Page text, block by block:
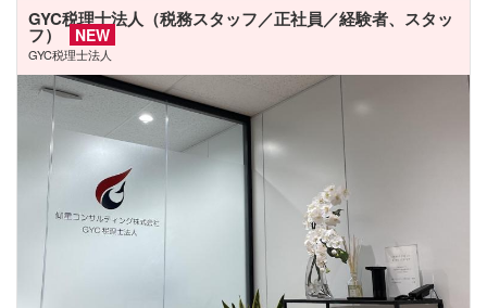
GYC税理士法人（税務スタッフ／正社員／経験者、スタッ
フ） NEW
GYC税理士法人